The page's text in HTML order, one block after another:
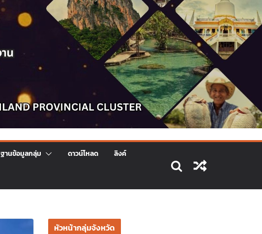
ฐานข้อมูลกลุ่ม ดาวน์โหลด ลิงค์
หัวหน้ากลุ่มจังหวัด